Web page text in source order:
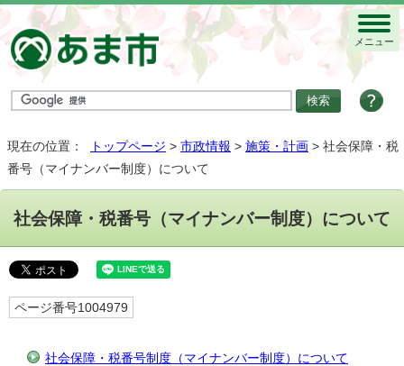
メニュー
現在の位置： トップページ > 市政情報 > 施策・計画 > 社会保障・税
番号（マイナンバー制度）について
社会保障・税番号（マイナンバー制度）について
ページ番号1004979
社会保障・税番号制度（マイナンバー制度）について